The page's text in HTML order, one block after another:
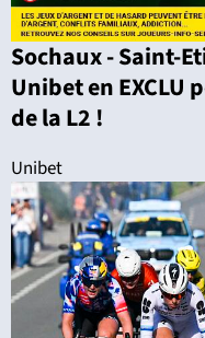
Sochaux - Saint-
Unibet en
de la L2 !
Unibet